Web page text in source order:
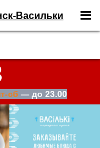
Васильки
сб — до 23.00